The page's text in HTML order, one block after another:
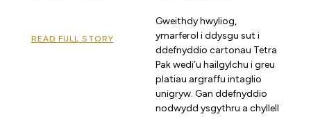
READ FULL STORY
Gweithdy hwyliog,
ymarferol i ddysgu sut i
ddefnyddio cartonau Tetra
Pak wedi’u hailgylchu i greu
platiau argraffu intaglio
unigryw. Gan ddefnyddio
nodwydd ysgythru a chyllell